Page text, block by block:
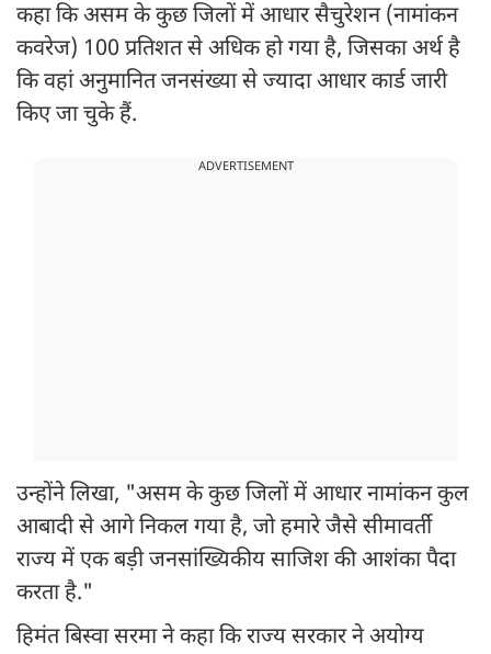
कहा कि असम के कुछ जिलों में आधार सैचुरेशन (नामांकन
कवरेज) 100 प्रतिशत से अधिक हो गया है, जिसका अर्थ है
कि वहां अनुमानित जनसंख्या से ज्यादा आधार कार्ड जारी
किए जा चुके हैं.
ADVERTISEMENT
उन्होंने लिखा, "असम के कुछ जिलों में आधार नामांकन कुल
आबादी से आगे निकल गया है, जो हमारे जैसे सीमावर्ती
राज्य में एक बड़ी जनसांख्यिकीय साजिश की आशंका पैदा
करता है."
हिमंत बिस्वा सरमा ने कहा कि राज्य सरकार ने अयोग्य